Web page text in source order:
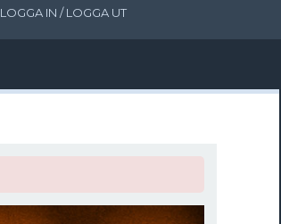
LOGGA IN / LOGGA UT